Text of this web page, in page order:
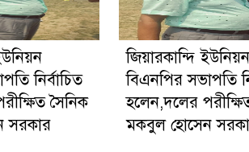
নির্বাচিত
সৈনিক
সরকার
জিয়ারকান্দি ইউনিয়ন
বিএনপির সভাপতি
হলেন,দলের
মকবুল হোসেন